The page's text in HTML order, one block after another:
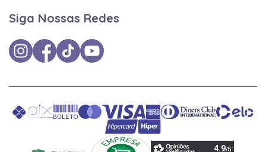
Siga Nossas Redes